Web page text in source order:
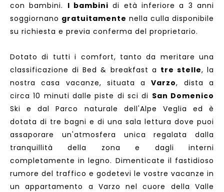
con bambini. I bambini di età inferiore a 3 anni
soggiornano gratuitamente nella culla disponibile
su richiesta e previa conferma del proprietario.
Dotato di tutti i comfort, tanto da meritare una
classificazione di Bed & breakfast a tre stelle, la
nostra casa vacanze, situata aVarzo, dista a
circa 10 minuti dalle piste di sci di San Domenico
Ski e dal Parco naturale dell'Alpe Veglia ed è
dotata di tre bagni e di una sala lettura dove puoi
assaporare un'atmosfera unica regalata dalla
tranquillità della zona e dagli interni
completamente in legno. Dimenticate il fastidioso
rumore del traffico e godetevi le vostre vacanze in
un appartamento a Varzo nel cuore della Valle